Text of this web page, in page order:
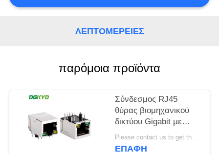
ΖΗΤΉΣΤΕ
SITEMAP
ΠΟΛΙΤΙΚΉ
ΜΥΣΤΙΚΌΤΗΤΑΣ
ΛΕΠΤΟΜΈΡΕΙΕΣ
παρόμοια προϊόντα
Σύνδεσμος RJ45
θύρας βιομηχανικού
δικτύου Gigabit με
προστατευτική ζώνη
φωτός TAB DOWN
Please contact us to get the latest price. MOQ:1 Τεμάχιο
ΕΠΑΦΉ